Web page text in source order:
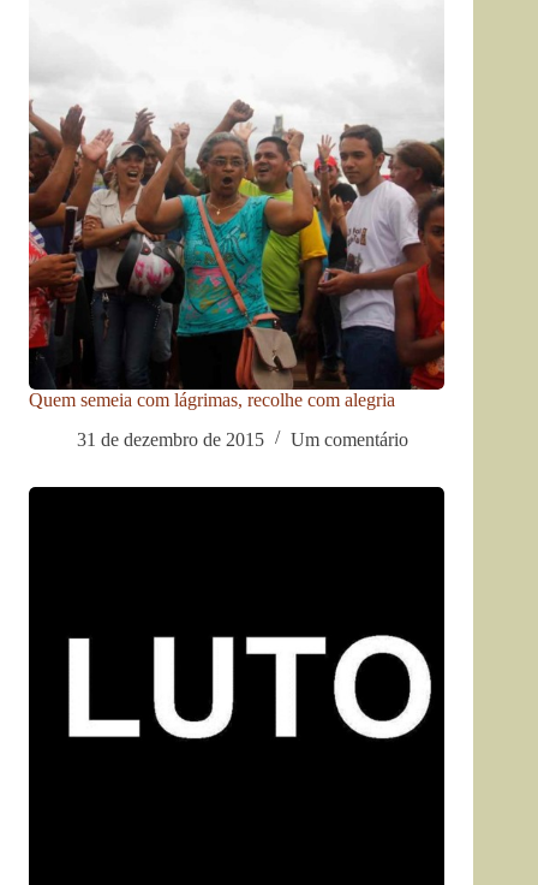
Quem semeia com lágrimas, recolhe com alegria
31 de dezembro de 2015
Um comentário